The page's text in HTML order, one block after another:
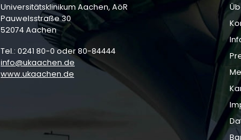
Universitätsklinikum Aachen, AöR
Pauwelsstraße 30
52074 Aachen
Tel.: 0241 80-0 oder 80-84444
info
ukaachen de
www.ukaachen.de